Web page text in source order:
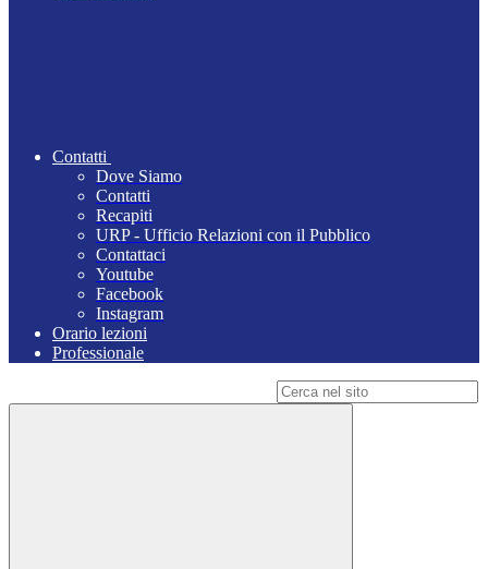
Contatti
Dove Siamo
Contatti
Recapiti
URP - Ufficio Relazioni con il Pubblico
Contattaci
Youtube
Facebook
Instagram
Orario lezioni
Professionale